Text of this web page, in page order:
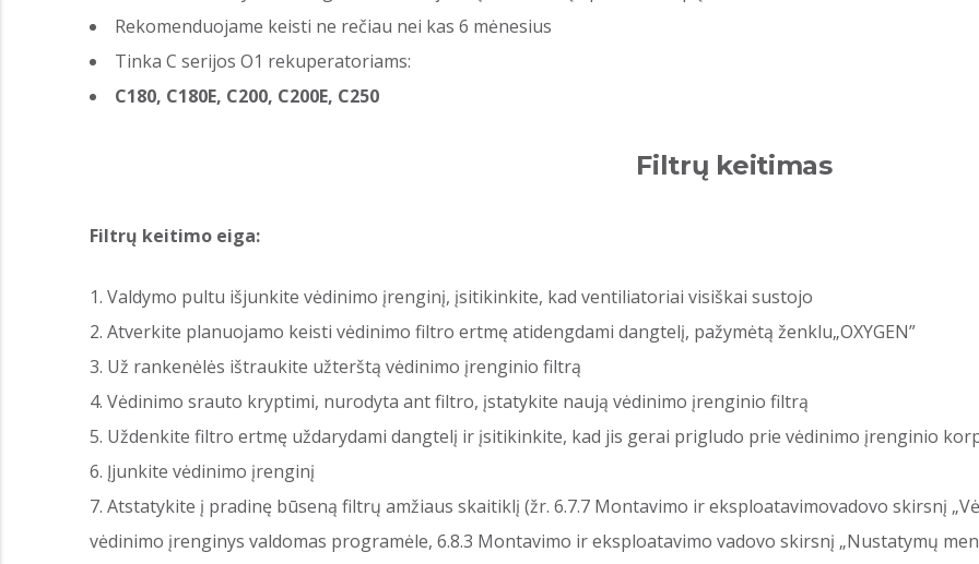
Rekomenduojame keisti ne rečiau nei kas 6 mėnesius
Tinka C serijos O1 rekuperatoriams:
C180, C180E, C200, C200E, C250
Filtrų keitimas
Filtrų keitimo eiga:
Valdymo pultu išjunkite vėdinimo įrenginį, įsitikinkite, kad ventiliatoriai visiškai sustojo
Atverkite planuojamo keisti vėdinimo filtro ertmę atidengdami dangtelį, pažymėtą ženklu„OXYGEN”
Už rankenėlės ištraukite užterštą vėdinimo įrenginio filtrą
Vėdinimo srauto kryptimi, nurodyta ant filtro, įstatykite naują vėdinimo įrenginio filtrą
Uždenkite filtro ertmę uždarydami dangtelį ir įsitikinkite, kad jis gerai prigludo prie vėdinimo įrenginio
Įjunkite vėdinimo įrenginį
Atstatykite į pradinę būseną filtrų amžiaus skaitiklį (žr. 6.7.7 Montavimo ir eksploatavimovadovo skirsnį
vėdinimo įrenginys valdomas programėle, 6.8.3 Montavimo ir eksploatavimo vadovo skirsnį „Nustatymų